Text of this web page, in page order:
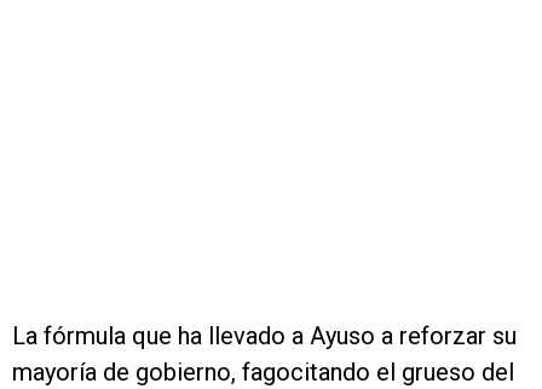
La fórmula que ha llevado a Ayuso a reforzar su
mayoría de gobierno, fagocitando el grueso del